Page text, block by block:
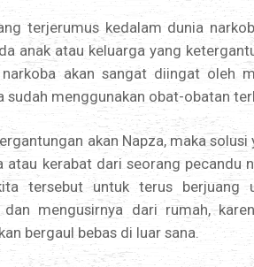
terjerumus kedalam dunia
anak atau keluarga yang
akan sangat diingat oleh
sudah menggunakan obat-obatan
akan Napza, maka
atau kerabat dari seorang pecandu
tersebut untuk terus berjuang
mengusirnya dari rumah,
bergaul bebas di luar sana.